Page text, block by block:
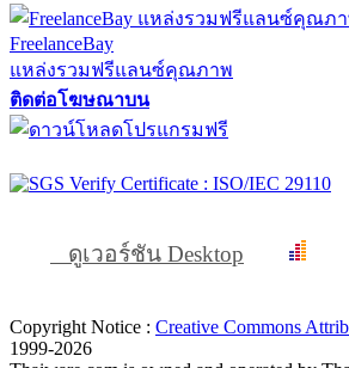
FreelanceBay
แหล่งรวมฟรีแลนซ์คุณภาพ
ติดต่อโฆษณาบน
ดูเวอร์ชัน Desktop
Copyright Notice : Creative Commons
1999-2026